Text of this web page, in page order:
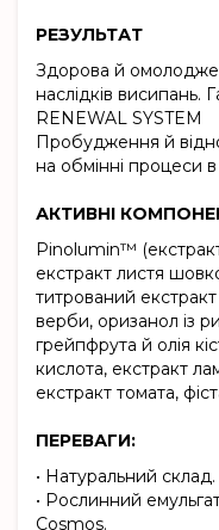
РЕЗУЛЬТАТ
Здорова й
наслідків висипань.
RENEWAL SYSTEM
Пробудження й
на обмінні процеси в
АКТИВНІ
Pinolumin™
екстракт листя
титрований
верби, оризанол із
грейпфрута й олія
кислота, екстракт
екстракт томата,
ПЕРЕВАГИ:
• Натуральний склад.
• Рослинний
Соsmos.